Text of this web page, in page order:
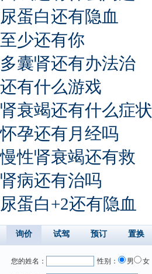
尿蛋白还有隐血
至少还有你
多囊肾还有办法治
还有什么游戏
肾衰竭还有什么症状
怀孕还有月经吗
慢性肾衰竭还有救
肾病还有治吗
尿蛋白+2还有隐血
询价 试驾 预订 置换
您的姓名： 性别： 男 女